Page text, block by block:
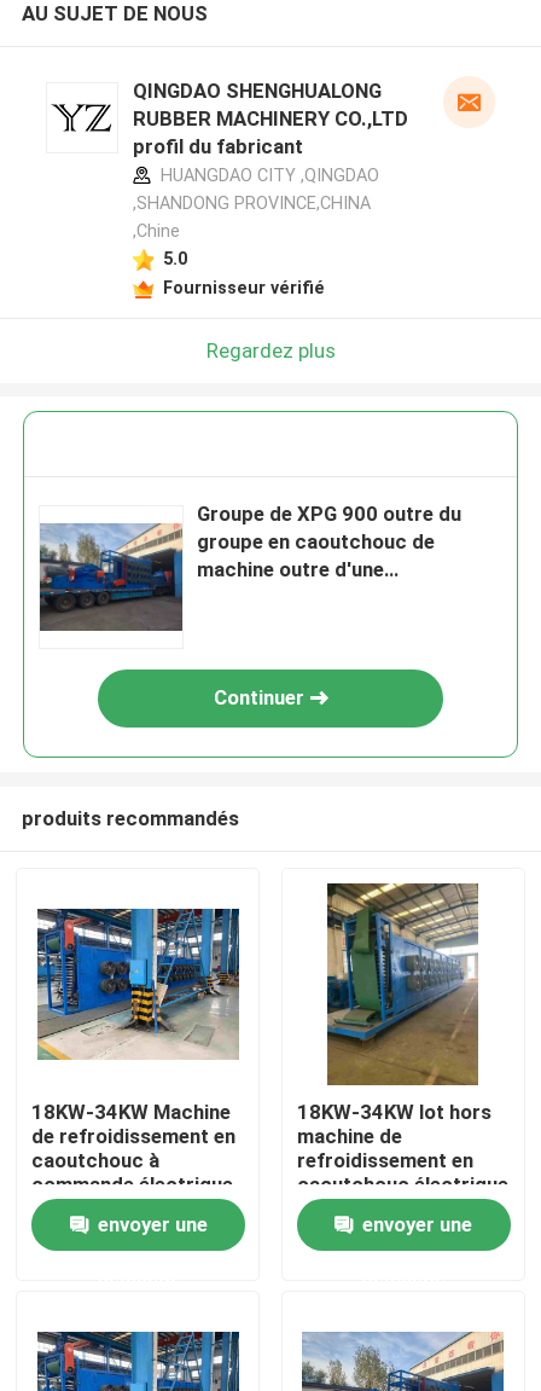
Maison
Produits
Vidéos
Au sujet de nous
AU SUJET DE NOUS
QINGDAO SHENGHUALONG
RUBBER MACHINERY CO.,LTD
profil du fabricant
HUANGDAO CITY ,QINGDAO
,SHANDONG PROVINCE,CHINA
,Chine
5.0
Fournisseur vérifié
Regardez plus
Groupe de XPG 900 outre du
groupe en caoutchouc de
machine outre d'une
Continuer
produits recommandés
18KW-34KW Machine
de refroidissement en
caoutchouc à
commande électrique
refroidisseur en
caoutchouc à
commande électrique
envoyer une
18KW-34KW lot hors
machine de
refroidissement en
caoutchouc électrique
envoyer une